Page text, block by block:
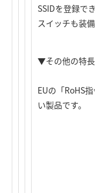
SSIDを登録で
スイッチも装
▼その他の特長
EUの「RoHS
い製品です。